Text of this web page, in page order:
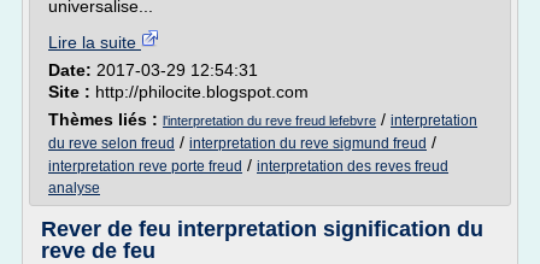
universalise...
Lire la suite
Date: 2017-03-29 12:54:31
Site : http://philocite.blogspot.com
Thèmes liés : l'interpretation du reve freud lefebvre / interpretation
du reve selon freud / interpretation du reve sigmund freud /
interpretation reve porte freud / interpretation des reves freud
analyse
Rever de feu interpretation signification du
reve de feu